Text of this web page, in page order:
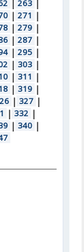
| 263 |
| 271 |
| 279 |
| 287 |
| 295 |
| 303 |
| 311 |
| 319 |
| 327 |
| 332 |
| 340 |